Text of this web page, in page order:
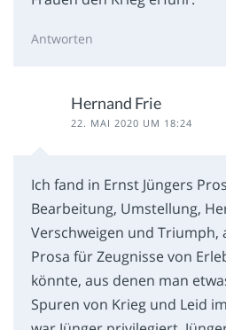
Antworten
Hernand Frie
22. MAI 2020 UM 18:24
Ich fand in Ernst Jüngers
Bearbeitung, Umstellung,
Verschweigen und Triumph,
Prosa für Zeugnisse von
könnte, aus denen man
Spuren von Krieg und Leid